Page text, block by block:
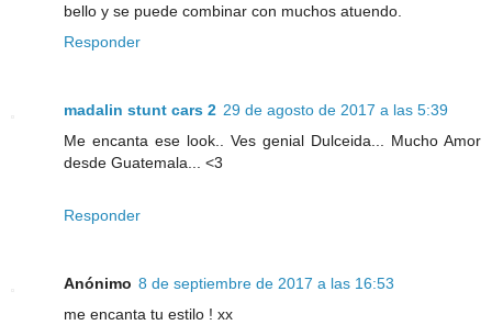
bello y se puede combinar con muchos atuendo.
Responder
madalin stunt cars 2 29 de agosto de 2017 a las 5:39
Me encanta ese look.. Ves genial Dulceida... Mucho Amor
desde Guatemala... <3
Responder
Anónimo 8 de septiembre de 2017 a las 16:53
me encanta tu estilo ! xx